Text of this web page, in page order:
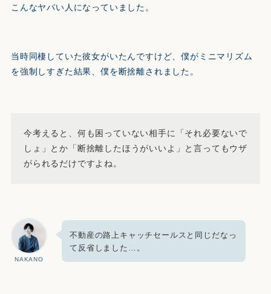
こんなヤバい人になっていました。
当時同棲していた彼女がいたんですけど、僕がミニマリズム
を強制しすぎた結果、僕を断捨離されました。
今考えると、何も困っていない相手に「それ必要ないで
しょ」とか「断捨離したほうがいいよ」と言ってもウザ
がられるだけですよね。
NAKANO
不動産の路上キャッチセールスと同じだなっ
て反省しました…。